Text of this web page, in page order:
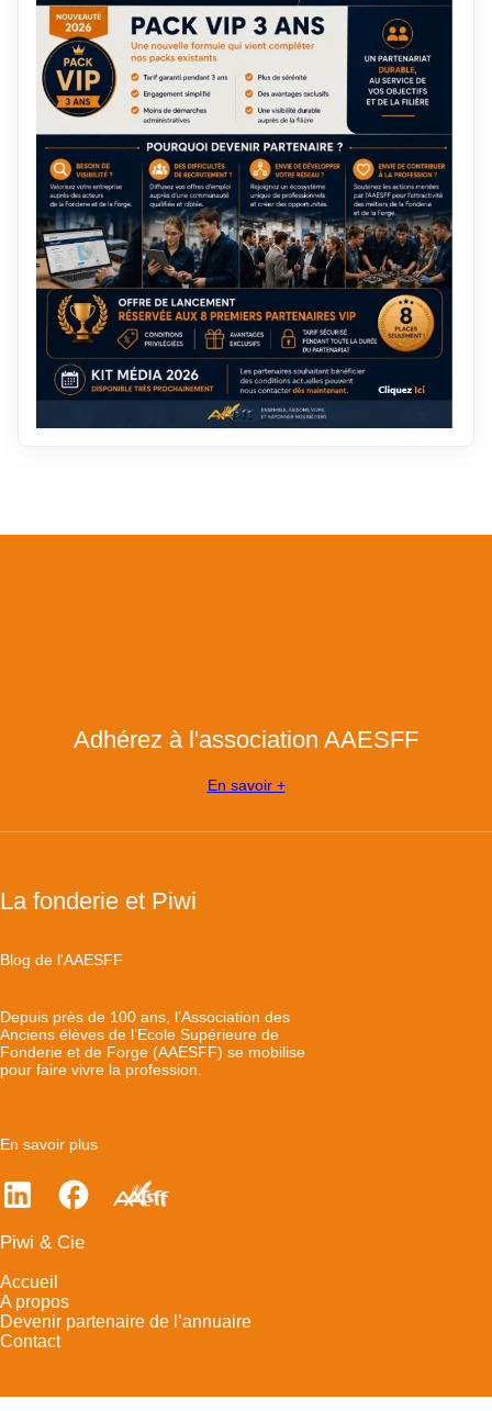
Adhérez à l'association AAESFF
En savoir +
La fonderie et Piwi
Blog de l'AAESFF
Depuis près de 100 ans, l’Association des
Anciens élèves de l’Ecole Supérieure de
Fonderie et de Forge (AAESFF) se mobilise
pour faire vivre la profession.
En savoir plus
Piwi & Cie
Accueil
A propos
Devenir partenaire de l’annuaire
Contact